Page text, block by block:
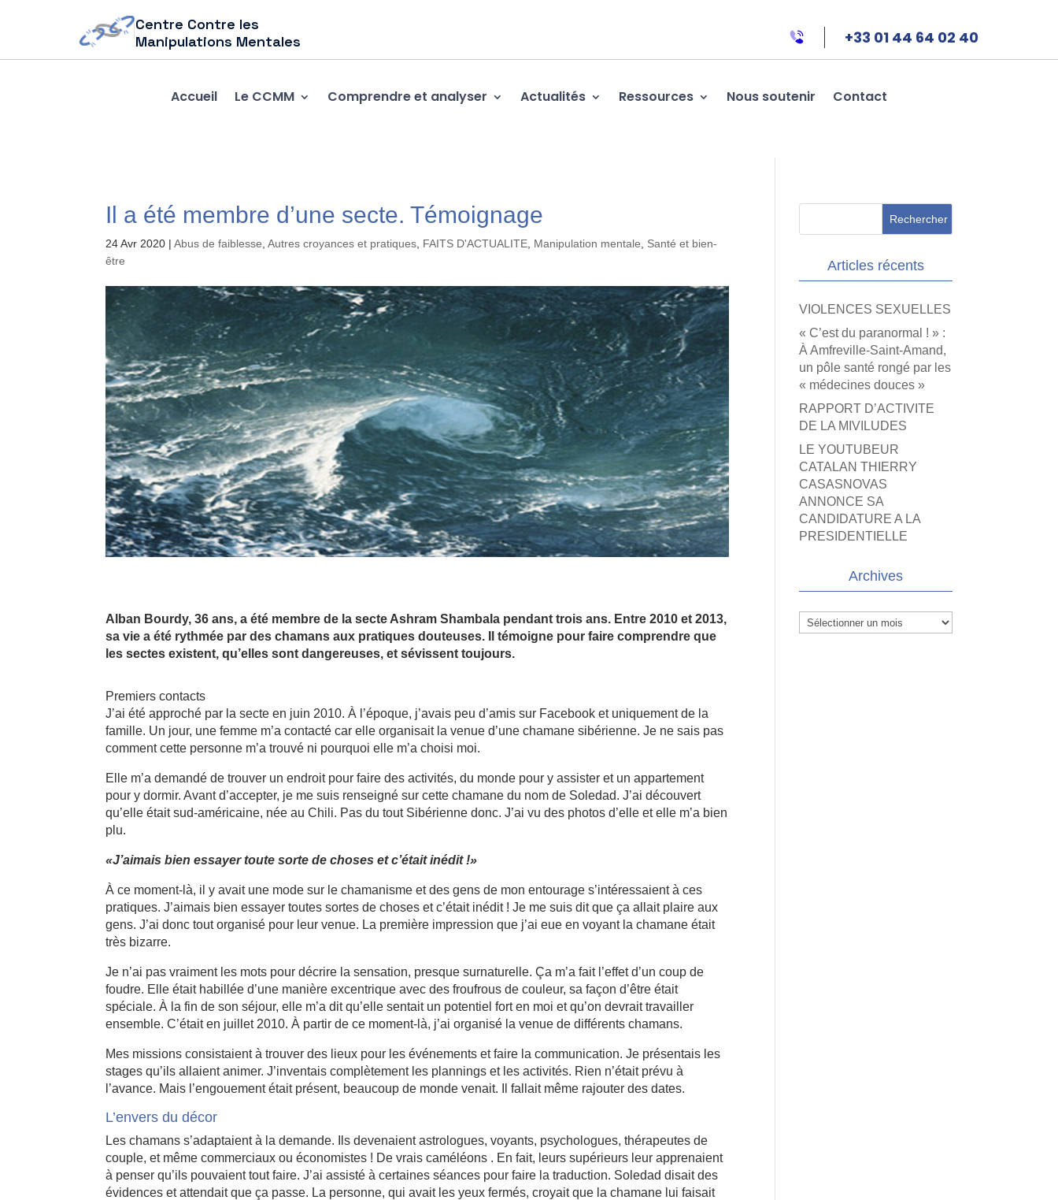
Centre Contre les
Manipulations Mentales
+33 01 44 64 02 40
Accueil Le CCMM Comprendre et analyser Actualités Ressources Nous soutenir Contact
Il a été membre d’une secte. Témoignage
24 Avr 2020 |Abus de faiblesse ,Autres croyances et pratiques FAITS D'ACTUALITE Manipulation mentale
Santé et bien-
être
Alban Bourdy, 36 ans, a été membre de la secte Ashram Shambala pendant trois ans. Entre 2010 et 2013,
sa vie a été rythmée par des chamans aux pratiques douteuses. Il témoigne pour faire comprendre que
les sectes existent, qu’elles sont dangereuses, et sévissent toujours.
Premiers contacts
J’ai été approché par la secte en juin 2010. À l’époque, j’avais peu d’amis sur Facebook et uniquement de la
famille. Un jour, une femme m’a contacté car elle organisait la venue d’une chamane sibérienne. Je ne sais pas
comment cette personne m’a trouvé ni pourquoi elle m’a choisi moi.
Elle m’a demandé de trouver un endroit pour faire des activités, du monde pour y assister et un appartement
pour y dormir. Avant d’accepter, je me suis renseigné sur cette chamane du nom de Soledad. J’ai découvert
qu’elle était sud-américaine, née au Chili. Pas du tout Sibérienne donc. J’ai vu des photos d’elle et elle m’a bien
plu.
«J’aimais bien essayer toute sorte de choses et c’était inédit !»
À ce moment-là, il y avait une mode sur le chamanisme et des gens de mon entourage s’intéressaient à ces
pratiques. J’aimais bien essayer toutes sortes de choses et c’était inédit ! Je me suis dit que ça allait plaire aux
gens. J’ai donc tout organisé pour leur venue. La première impression que j’ai eue en voyant la chamane était
très bizarre.
Je n’ai pas vraiment les mots pour décrire la sensation, presque surnaturelle. Ça m’a fait l’effet d’un coup de
foudre. Elle était habillée d’une manière excentrique avec des froufrous de couleur, sa façon d’être était
spéciale. À la fin de son séjour, elle m’a dit qu’elle sentait un potentiel fort en moi et qu’on devrait travailler
ensemble. C’était en juillet 2010. À partir de ce moment-là, j’ai organisé la venue de différents chamans.
Mes missions consistaient à trouver des lieux pour les événements et faire la communication. Je présentais les
stages qu’ils allaient animer. J’inventais complètement les plannings et les activités. Rien n’était prévu à
l’avance. Mais l’engouement était présent, beaucoup de monde venait. Il fallait même rajouter des dates.
L’envers du décor
Les chamans s’adaptaient à la demande. Ils devenaient astrologues, voyants, psychologues, thérapeutes de
couple, et même commerciaux ou économistes ! De vrais caméléons . En fait, leurs supérieurs leur apprenaient
à penser qu’ils pouvaient tout faire. J’ai assisté à certaines séances pour faire la traduction. Soledad disait des
évidences et attendait que ça passe. La personne, qui avait les yeux fermés, croyait que la chamane lui faisait
Articles récents
VIOLENCES SEXUELLES
« C’est du paranormal ! » :
À Amfreville-Saint-Amand,
un pôle santé rongé par les
« médecines douces »
RAPPORT D’ACTIVITE
DE LA MIVILUDES
LE YOUTUBEUR
CATALAN THIERRY
CASASNOVAS
ANNONCE SA
CANDIDATURE A LA
PRESIDENTIELLE
Archives
Archives